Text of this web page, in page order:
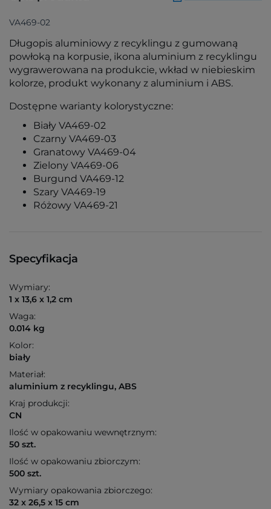
VA469-02
Długopis aluminiowy z recyklingu z gumowaną
powłoką na korpusie, ikona aluminium z recyklingu
wygrawerowana na produkcie, wkład w niebieskim
kolorze, produkt wykonany z aluminium i ABS.
Dostępne warianty kolorystyczne:
Biały VA469-02
Czarny VA469-03
Granatowy VA469-04
Zielony VA469-06
Burgund VA469-12
Szary VA469-19
Różowy VA469-21
Specyfikacja
Wymiary:
1 x 13,6 x 1,2 cm
Waga:
0.014 kg
Kolor:
biały
Materiał:
aluminium z recyklingu, ABS
Kraj produkcji:
CN
Ilość w opakowaniu wewnętrznym:
50 szt.
Ilość w opakowaniu zbiorczym:
500 szt.
Wymiary opakowania zbiorczego:
32 x 26,5 x 15 cm